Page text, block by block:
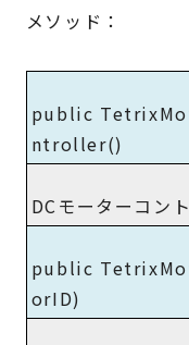
メソッド：
public
ntroller()
DCモーターコン
public
orID)